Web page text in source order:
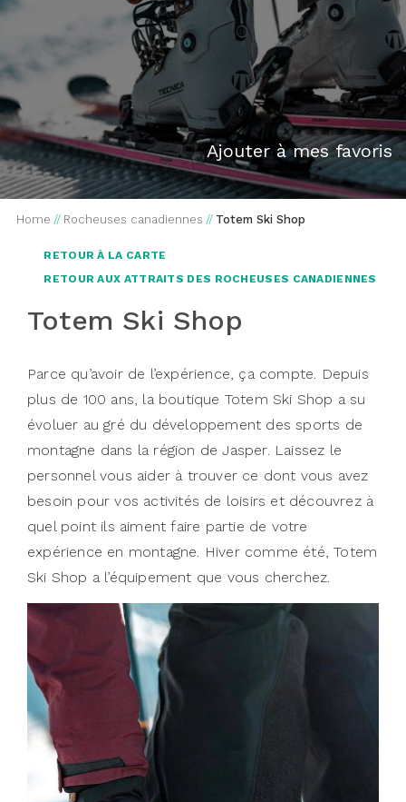
Ajouter à mes favoris
Home // Rocheuses canadiennes // Totem Ski Shop
RETOUR À LA CARTE
RETOUR AUX ATTRAITS DES ROCHEUSES CANADIENNES
Totem Ski Shop
Parce qu’avoir de l’expérience, ça compte. Depuis
plus de 100 ans, la boutique Totem Ski Shop a su
évoluer au gré du développement des sports de
montagne dans la région de Jasper. Laissez le
personnel vous aider à trouver ce dont vous avez
besoin pour vos activités de loisirs et découvrez à
quel point ils aiment faire partie de votre
expérience en montagne. Hiver comme été, Totem
Ski Shop a l’équipement que vous cherchez.